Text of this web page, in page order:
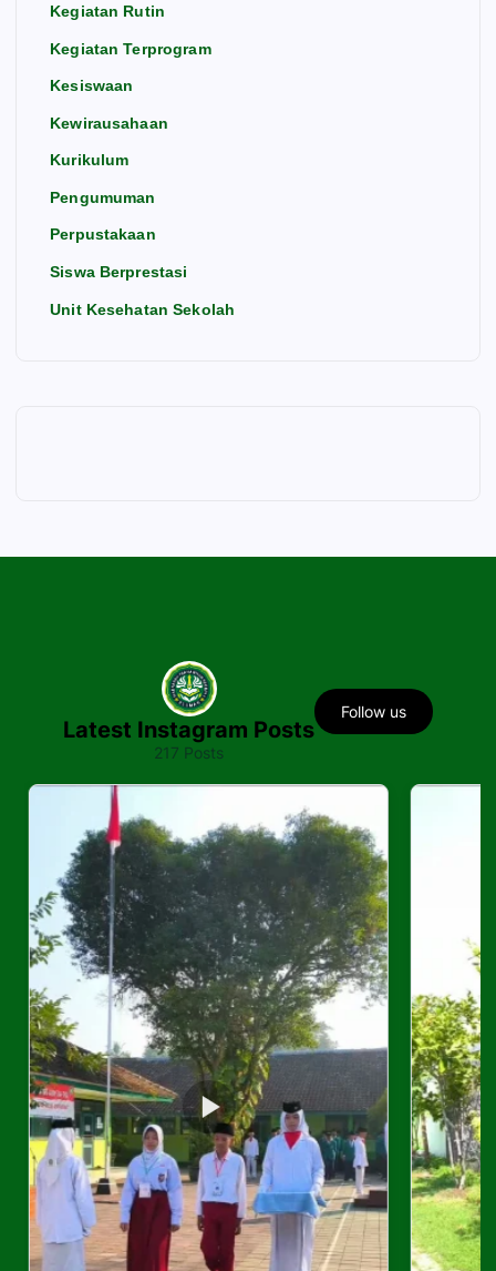
Kegiatan Rutin
Kegiatan Terprogram
Kesiswaan
Kewirausahaan
Kurikulum
Pengumuman
Perpustakaan
Siswa Berprestasi
Unit Kesehatan Sekolah